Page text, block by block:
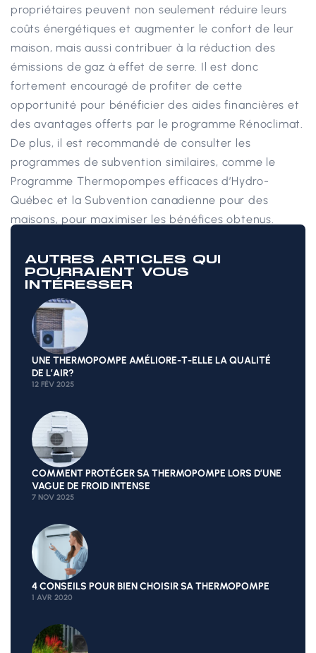
propriétaires peuvent non seulement réduire leurs
coûts énergétiques et augmenter le confort de leur
maison, mais aussi contribuer à la réduction des
émissions de gaz à effet de serre. Il est donc
fortement encouragé de profiter de cette
opportunité pour bénéficier des aides financières et
des avantages offerts par le programme Rénoclimat.
De plus, il est recommandé de consulter les
programmes de subvention similaires, comme le
Programme Thermopompes efficaces d’Hydro-
Québec et la Subvention canadienne pour des
maisons, pour maximiser les bénéfices obtenus.
AUTRES ARTICLES QUI
POURRAIENT VOUS
INTÉRESSER
UNE THERMOPOMPE AMÉLIORE-T-ELLE LA QUALITÉ
DE L’AIR?
12 FÉV 2025
COMMENT PROTÉGER SA THERMOPOMPE LORS D’UNE
VAGUE DE FROID INTENSE
7 NOV 2025
4 CONSEILS POUR BIEN CHOISIR SA THERMOPOMPE
1 AVR 2020